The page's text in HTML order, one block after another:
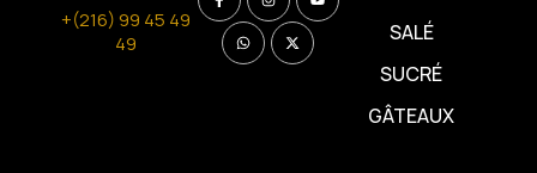
+(216) 99 45 49
49
SALÉ
SUCRÉ
GÂTEAUX